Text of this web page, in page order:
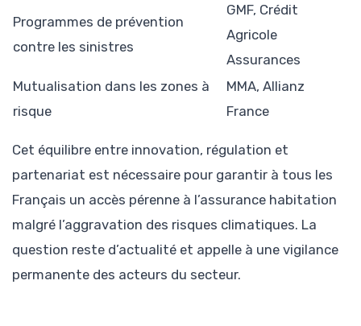
Programmes de prévention
contre les sinistres
GMF, Crédit
Agricole
Assurances
Mutualisation dans les zones à
risque
MMA, Allianz
France
Cet équilibre entre innovation, régulation et
partenariat est nécessaire pour garantir à tous les
Français un accès pérenne à l’assurance habitation
malgré l’aggravation des risques climatiques. La
question reste d’actualité et appelle à une vigilance
permanente des acteurs du secteur.